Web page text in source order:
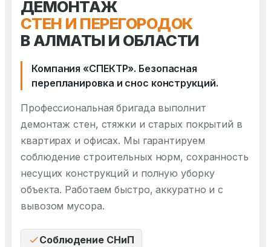
ДЕМОНТАЖ
СТЕН И ПЕРЕГОРОДОК
В АЛМАТЫ И ОБЛАСТИ
Компания «СПЕКТР». Безопасная
перепланировка и снос конструкций.
Профессиональная бригада выполнит
демонтаж стен, стяжки и старых покрытий в
квартирах и офисах. Мы гарантируем
соблюдение строительных норм, сохранность
несущих конструкций и полную уборку
объекта. Работаем быстро, аккуратно и с
вывозом мусора.
Соблюдение СНиП